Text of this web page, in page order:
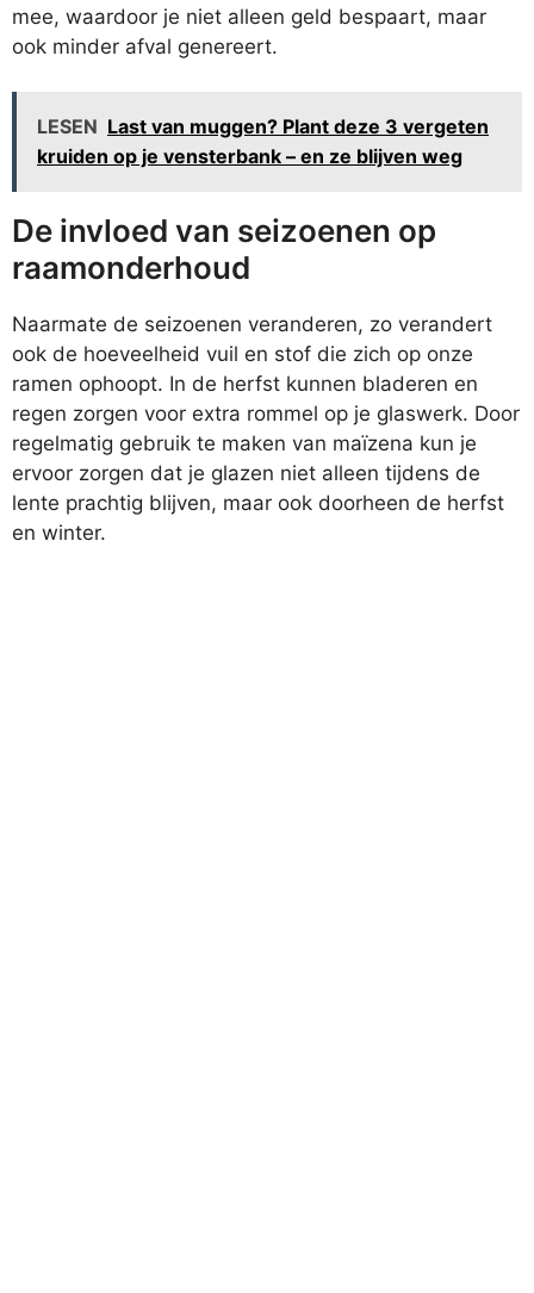
mee, waardoor je niet alleen geld bespaart, maar
ook minder afval genereert.
LESEN Last van muggen? Plant deze 3 vergeten
kruiden op je vensterbank – en ze blijven weg
De invloed van seizoenen op
raamonderhoud
Naarmate de seizoenen veranderen, zo verandert
ook de hoeveelheid vuil en stof die zich op onze
ramen ophoopt. In de herfst kunnen bladeren en
regen zorgen voor extra rommel op je glaswerk. Door
regelmatig gebruik te maken van maïzena kun je
ervoor zorgen dat je glazen niet alleen tijdens de
lente prachtig blijven, maar ook doorheen de herfst
en winter.